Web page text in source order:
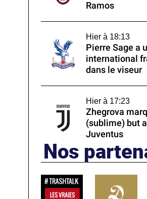
Ramos
Hier à 18:13
Pierre Sage a
international
dans le viseur
Hier à 17:23
Zhegrova
(sublime) but
Juventus
Nos